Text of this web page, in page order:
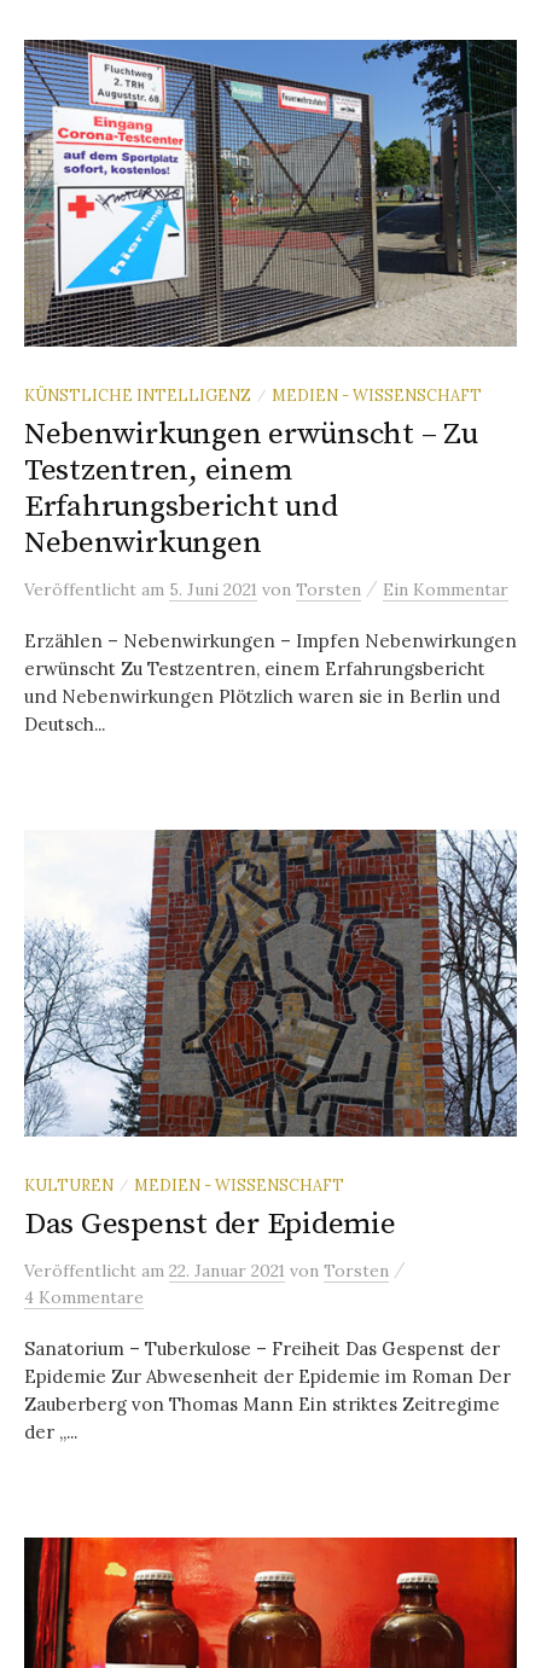
KÜNSTLICHE INTELLIGENZ / MEDIEN - WISSENSCHAFT
Nebenwirkungen erwünscht – Zu
Testzentren, einem
Erfahrungsbericht und
Nebenwirkungen
Veröffentlicht am 5. Juni 2021 von Torsten / Ein Kommentar
Erzählen – Nebenwirkungen – Impfen Nebenwirkungen
erwünscht Zu Testzentren, einem Erfahrungsbericht
und Nebenwirkungen Plötzlich waren sie in Berlin und
Deutsch...
KULTUREN / MEDIEN - WISSENSCHAFT
Das Gespenst der Epidemie
Veröffentlicht am 22. Januar 2021 von Torsten /
4 Kommentare
Sanatorium – Tuberkulose – Freiheit Das Gespenst der
Epidemie Zur Abwesenheit der Epidemie im Roman Der
Zauberberg von Thomas Mann Ein striktes Zeitregime
der „...